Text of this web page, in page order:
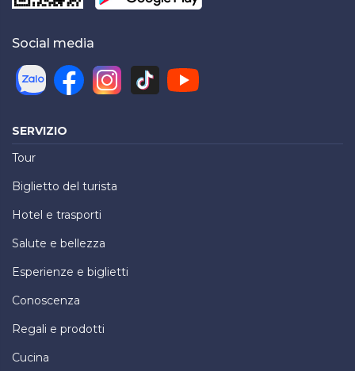
Social media
SERVIZIO
Tour
Biglietto del turista
Hotel e trasporti
Salute e bellezza
Esperienze e biglietti
Conoscenza
Regali e prodotti
Cucina